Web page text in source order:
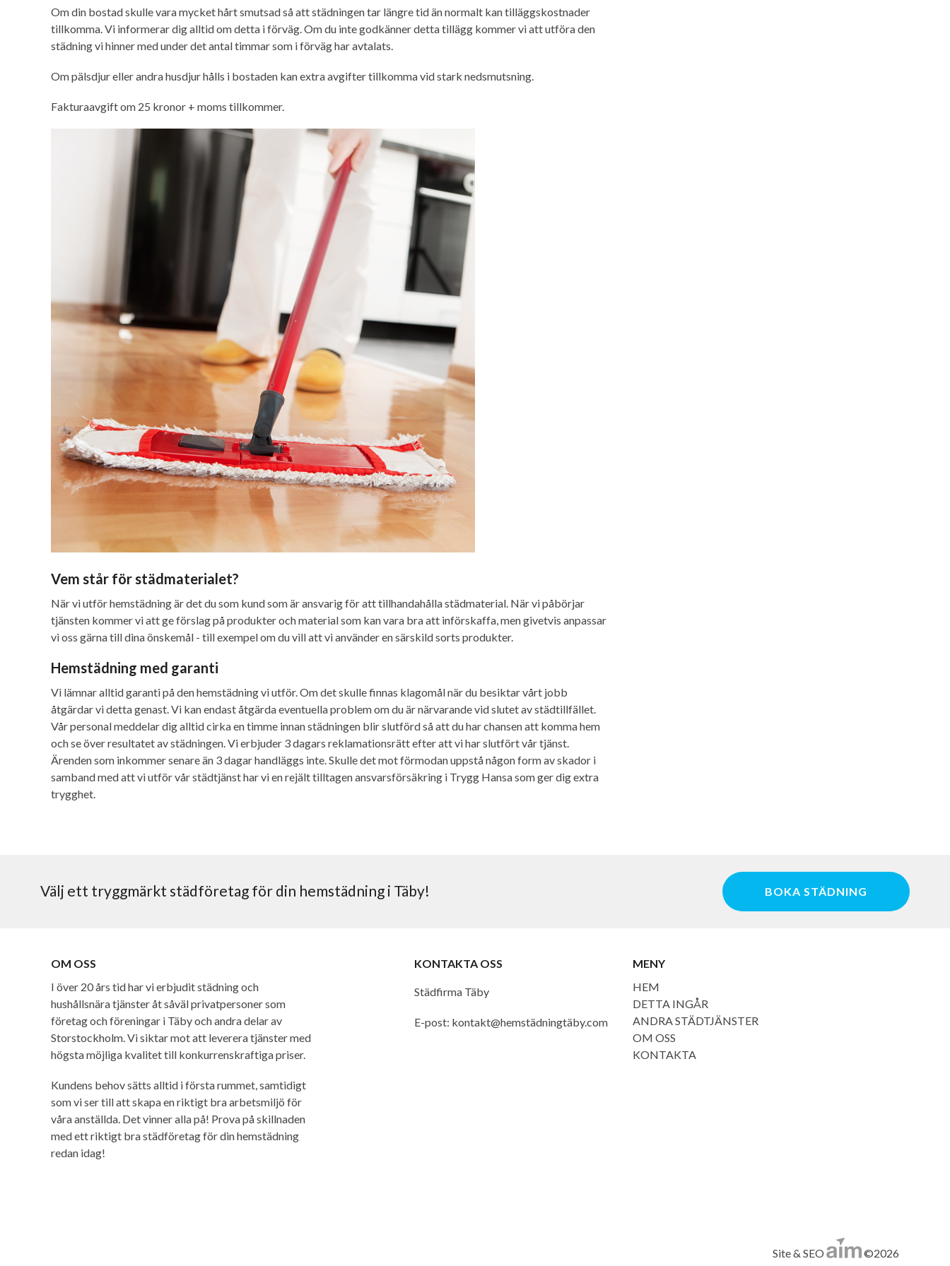
Om din bostad skulle vara mycket hårt smutsad så att städningen tar längre tid än normalt kan tilläggskostnader
tillkomma. Vi informerar dig alltid om detta i förväg. Om du inte godkänner detta tillägg kommer vi att utföra den
städning vi hinner med under det antal timmar som i förväg har avtalats.
Om pälsdjur eller andra husdjur hålls i bostaden kan extra avgifter tillkomma vid stark nedsmutsning.
Fakturaavgift om 25 kronor + moms tillkommer.
Vem står för städmaterialet?
När vi utför hemstädning är det du som kund som är ansvarig för att tillhandahålla städmaterial. När vi påbörjar
tjänsten kommer vi att ge förslag på produkter och material som kan vara bra att införskaffa, men givetvis anpassar
vi oss gärna till dina önskemål - till exempel om du vill att vi använder en särskild sorts produkter.
Hemstädning med garanti
Vi lämnar alltid garanti på den hemstädning vi utför. Om det skulle finnas klagomål när du besiktar vårt jobb
åtgärdar vi detta genast. Vi kan endast åtgärda eventuella problem om du är närvarande vid slutet av städtillfället.
Vår personal meddelar dig alltid cirka en timme innan städningen blir slutförd så att du har chansen att komma hem
och se över resultatet av städningen. Vi erbjuder 3 dagars reklamationsrätt efter att vi har slutfört vår tjänst.
Ärenden som inkommer senare än 3 dagar handläggs inte. Skulle det mot förmodan uppstå någon form av skador i
samband med att vi utför vår städtjänst har vi en rejält tilltagen ansvarsförsäkring i Trygg Hansa som ger dig extra
trygghet.
Välj ett tryggmärkt städföretag för din hemstädning i Täby! BOKA STÄDNING
OM OSS
I över 20 års tid har vi erbjudit städning och
hushållsnära tjänster åt såväl privatpersoner som
företag och föreningar i Täby och andra delar av
Storstockholm. Vi siktar mot att leverera tjänster med
högsta möjliga kvalitet till konkurrenskraftiga priser.
Kundens behov sätts alltid i första rummet, samtidigt
som vi ser till att skapa en riktigt bra arbetsmiljö för
våra anställda. Det vinner alla på! Prova på skillnaden
med ett riktigt bra städföretag för din hemstädning
redan idag!
KONTAKTA OSS
Städfirma Täby
E-post: kontakt@hemstädningtäby.com
MENY
HEM
DETTA INGÅR
ANDRA STÄDTJÄNSTER
OM OSS
KONTAKTA
Site & SEO ©2026